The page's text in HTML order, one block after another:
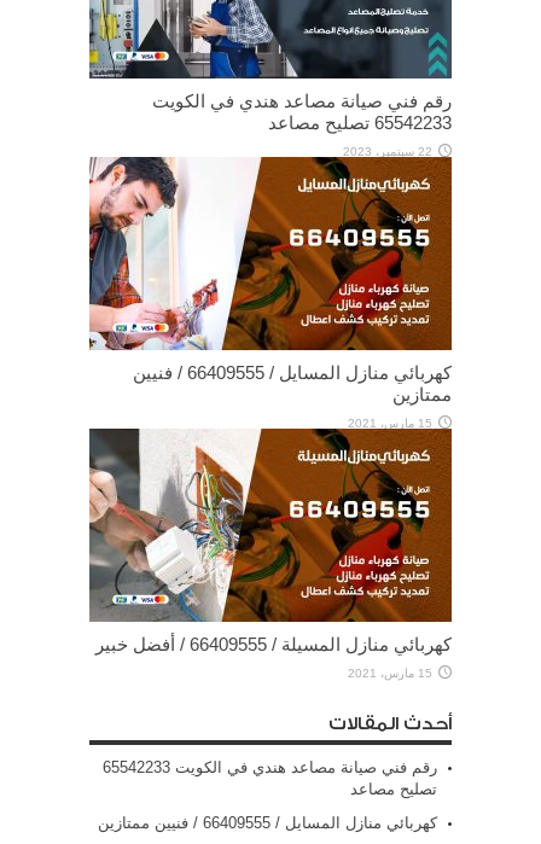
رقم فني صيانة مصاعد هندي في الكويت
65542233 تصليح مصاعد
22 سبتمبر، 2023
كهربائي منازل المسايل / 66409555 / فنيين
ممتازين
15 مارس، 2021
كهربائي منازل المسيلة / 66409555 / أفضل خبير
15 مارس، 2021
أحدث المقالات
رقم فني صيانة مصاعد هندي في الكويت 65542233
تصليح مصاعد
كهربائي منازل المسايل / 66409555 / فنيين ممتازين